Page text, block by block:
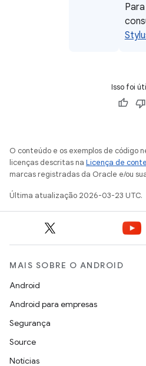
Isso foi
O conteúdo e os exemplos de código
licenças descritas na Licença de
marcas registradas da Oracle e/ou
Última atualização 2026-03-23 UTC.
MAIS SOBRE O ANDROID
Android
Android para empresas
Segurança
Source
Notícias